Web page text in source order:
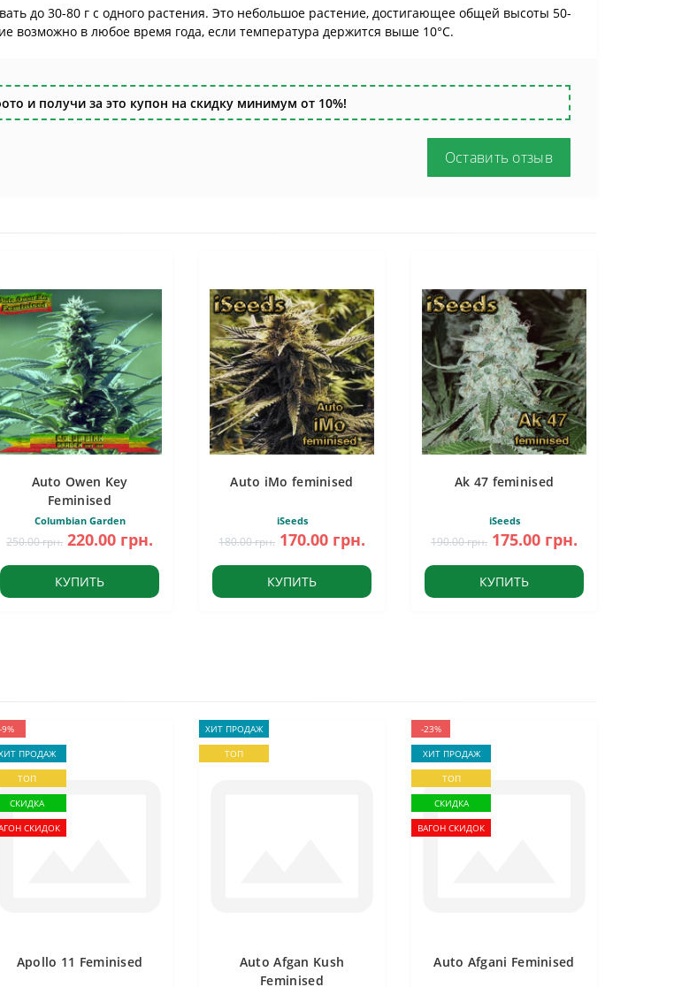
до 30-80 г с одного растения. Это небольшое растение, достигающее общей высоты 50-
возможно в любое время года, если температура держится выше 10°C.
и получи за это купон на скидку минимум от 10%!
Оставить отзыв
Auto Owen Key
Feminised
Columbian Garden
250.00 грн. 220.00 грн.
КУПИТЬ
Auto iMo feminised
iSeeds
180.00 грн. 170.00 грн.
КУПИТЬ
Ak 47 feminised
iSeeds
190.00 грн. 175.00 грн.
КУПИТЬ
-9%
ПРОДАЖ
ТОП
СКИДКА
СКИДОК
Apollo 11 Feminised
ХИТ ПРОДАЖ
ТОП
Auto Afgan Kush
Feminised
-23%
ХИТ ПРОДАЖ
ТОП
СКИДКА
ВАГОН СКИДОК
Auto Afgani Feminised